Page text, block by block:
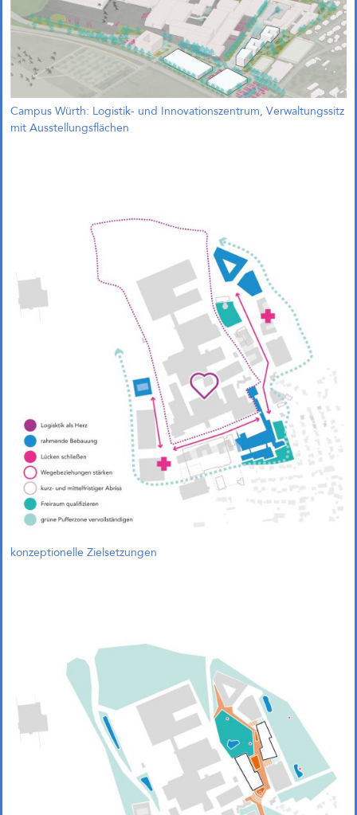
Zukunftsquartier Piek 17,
Bremen (1. Preis)
1. Preis und Beauftragung in
Bremen!
Gemeinsam mit Treibhaus
Landschaftsarchitekten freuen wir
uns, unseren 1. Preis im
Wettbewerb „Zukunftsquartier
Piek 17 – Produktives Stadtquartier
am Grünen Hafenbecken“ in
Bremen nun offiziell bekanngeben
Campus Würth: Logistik- und Innovationszentrum, Verwaltungssitz
mit Ausstellungsflächen
konzeptionelle Zielsetzungen